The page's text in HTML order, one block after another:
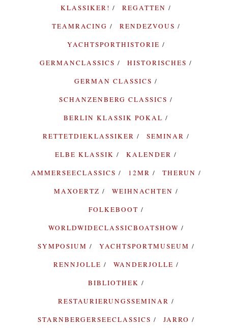
KLASSIKER!
REGATTEN
TEAMRACING
RENDEZVOUS
YACHTSPORTHISTORIE
GERMANCLASSICS
HISTORISCHES
GERMAN CLASSICS
SCHANZENBERG CLASSICS
BERLIN KLASSIK POKAL
RETTETDIEKLASSIKER
SEMINAR
ELBE KLASSIK
KALENDER
AMMERSEECLASSICS
12MR
THERUN
MAXOERTZ
WEIHNACHTEN
FOLKEBOOT
WORLDWIDECLASSICBOATSHOW
SYMPOSIUM
YACHTSPORTMUSEUM
RENNJOLLE
WANDERJOLLE
BIBLIOTHEK
RESTAURIERUNGSSEMINAR
STARNBERGERSEECLASSICS
JARRO